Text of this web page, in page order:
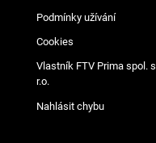
Podmínky užívání
Cookies
Vlastník FTV Prima spol. s
r.o.
Nahlásit chybu